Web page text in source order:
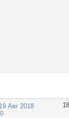
18
Авг 2018